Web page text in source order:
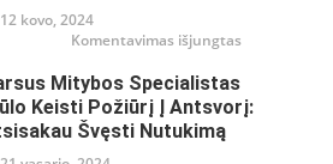
12 kovo, 2024
Komentavimas išjungtasįraše
gerai
veikiančių,
Mitybos Specialistas
Keisti Požiūrį Į Antsvorį:
Švęsti Nutukimą